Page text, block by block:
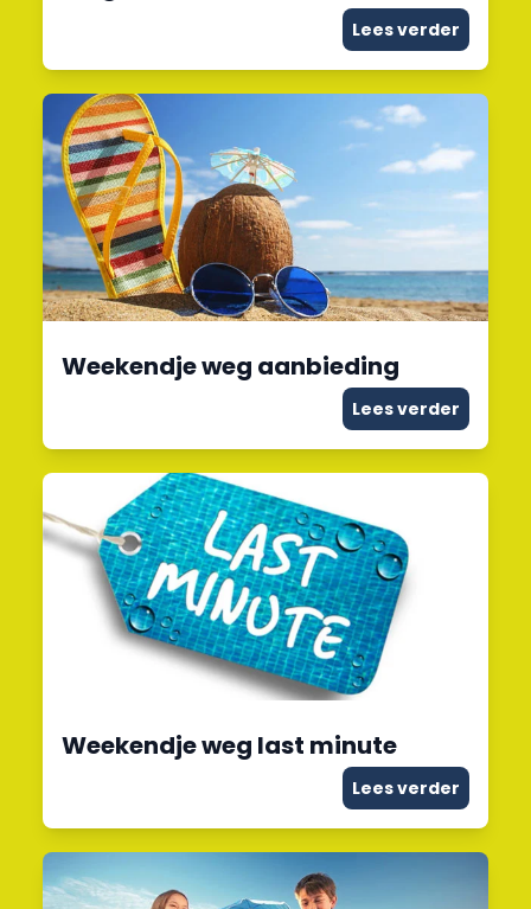
Lees verder
Weekendje weg aanbieding
Lees verder
Weekendje weg last minute
Lees verder